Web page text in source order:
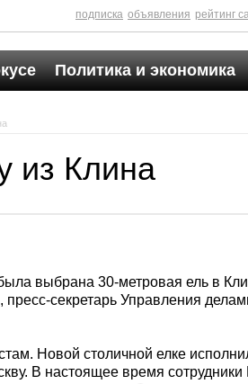
подписка объявления рейтинг
Политика и экономика
из Клина
выбрана 30-метровая ель в
секретарь Управления
Новой столичной елке
В настоящее время сотрудники